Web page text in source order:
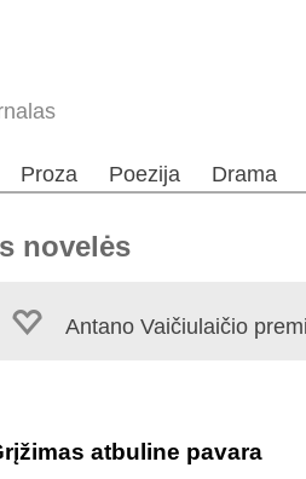
Proza Poezija Drama
novelės
Antano Vaičiulaičio
atbuline pavara